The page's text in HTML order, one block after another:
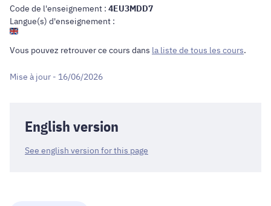
Code de l'enseignement : 4EU3MDD7
Langue(s) d'enseignement :
Vous pouvez retrouver ce cours dans la liste de tous les cours.
Mise à jour - 16/06/2026
English version
See english version for this page